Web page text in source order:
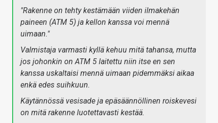
"Rakenne on tehty kestämään viiden ilmakehän
paineen (ATM 5) ja kellon kanssa voi mennä
uimaan."
Valmistaja varmasti kyllä kehuu mitä tahansa, mutta
jos johonkin on ATM 5 laitettu niin itse en sen
kanssa uskaltaisi mennä uimaan pidemmäksi aikaa
enkä edes suihkuun.
Käytännössä vesisade ja epäsäännöllinen roiskevesi
on mitä rakenne luotettavasti kestää.